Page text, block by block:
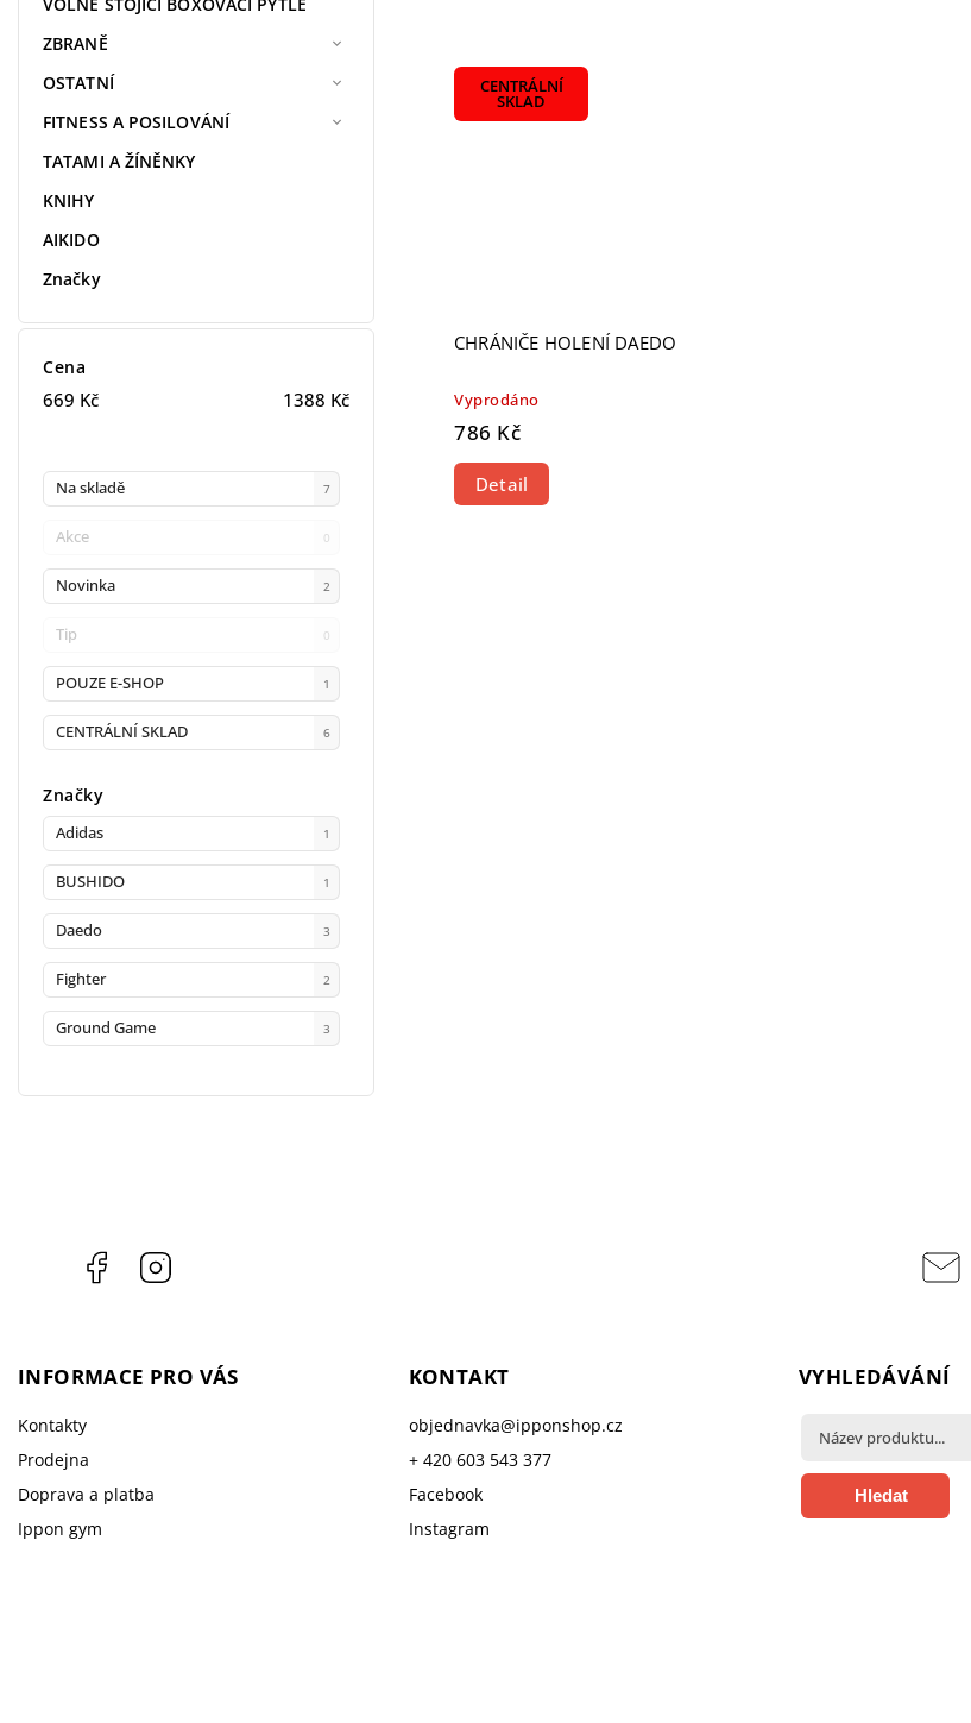
ZBRANĚ
OSTATNÍ
FITNESS A POSILOVÁNÍ
TATAMI A ŽÍNĚNKY
KNIHY
AIKIDO
Značky
Cena
669 Kč 1388 Kč
Na skladě 7
Akce 0
Novinka 2
Tip 0
POUZE E-SHOP 1
CENTRÁLNÍ SKLAD 6
Značky
Adidas 1
BUSHIDO 1
Daedo 3
Fighter 2
Ground Game 3
CENTRÁLNÍ
SKLAD
CHRÁNIČE HOLENÍ DAEDO
Vyprodáno
786 Kč
Detail
Facebook
INFORMACE PRO VÁS
Kontakty
Prodejna
Doprava a platba
Ippon gym
KONTAKT
objednavka@ipponshop.cz
+ 420 603 543 377
Facebook
Instagram
VYHLEDÁVÁNÍ
Hledat